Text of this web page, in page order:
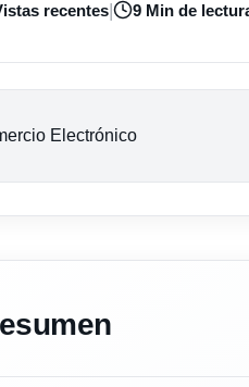
recentes| 9 Min de
Electrónico